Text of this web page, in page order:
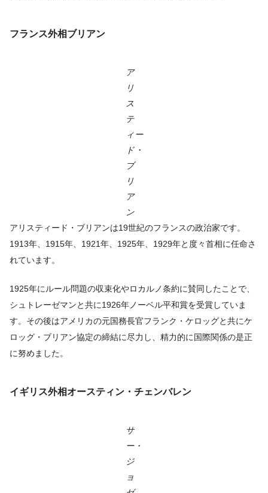
フランス外相ブリアン
ア
リ
ス
テ
ィー
ド・
ブ
リ
ア
ン
アリスティード・ブリアンは19世紀のフランスの政治家です。
1913年、1915年、1921年、1925年、1929年と度々首相に任命さ
れています。
1925年にルール問題の収束化やロカルノ条約に賛同したことで、
シュトレーゼマンと共に1926年ノーベル平和賞を受賞していま
す。その後はアメリカの元国務長官フランク・ケロッグと共にケ
ロッグ・ブリアン協定の締結に尽力し、精力的に国際関係の是正
に努めました。
イギリス外相オースティン・チェンバレン
サ
ー・
ジ
ョ